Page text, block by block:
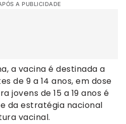
A PUBLICIDADE
a vacina é destinada a
de 9 a 14 anos, em dose
jovens de 15 a 19 anos é
da estratégia nacional
vacinal.